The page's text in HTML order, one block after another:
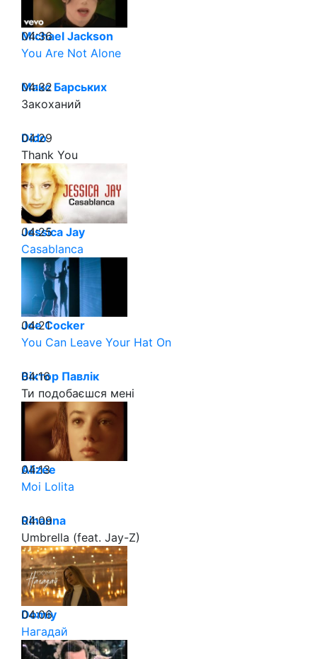
04:36
Michael Jackson
You Are Not Alone
04:32
Макс Барських
Закоханий
04:29
Dido
Thank You
04:25
Jessica Jay
Casablanca
04:21
Joe Cocker
You Can Leave Your Hat On
04:16
Віктор Павлік
Ти подобаєшся мені
04:13
Alizee
Moi Lolita
04:09
Rihanna
Umbrella (feat. Jay-Z)
04:06
Domiy
Нагадай